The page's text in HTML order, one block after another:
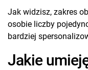
Jak widzisz, zakres
osobie liczby
bardziej
Jakie